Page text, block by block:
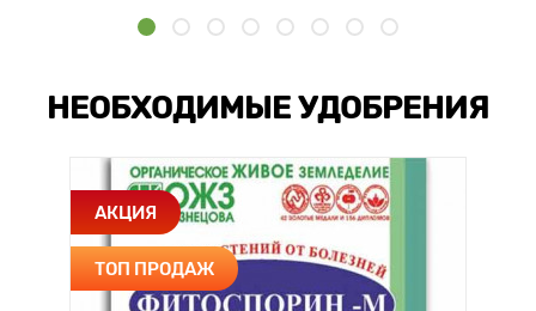
НЕОБХОДИМЫЕ УДОБРЕНИЯ
АКЦИЯ
ТОП ПРОДАЖ